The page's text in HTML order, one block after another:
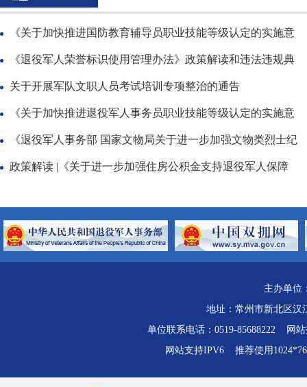
《关于加快推进国防教育辅导员职业技能等级认定的实施意
《退役军人荣誉标识使用管理办法》政策解读和违法违规典
关于开展军队文职人员考试培训专项整治的通告
《关于加快推进退役军人事务员职业技能等级认定的实施意
《退役军人事务部 国家文物局关于进一步加强文物类烈士纪
政策解读 |《关于进一步加强住房公积金支持退役军人保障
主办单位
地址：常州市新北区
单位联系电话：0519-85688222 网站
网站支持IPV6 推荐使用